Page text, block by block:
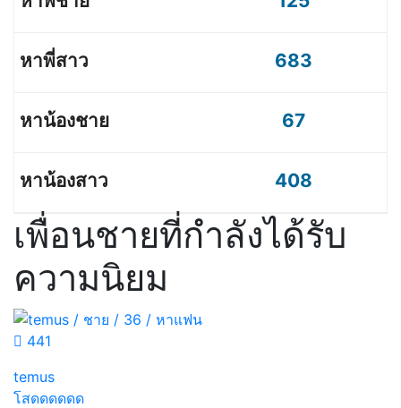
683
67
408
เพื่อนชายที่กำลังได้รับ
ความนิยม
441
temus
โสดดดดดด